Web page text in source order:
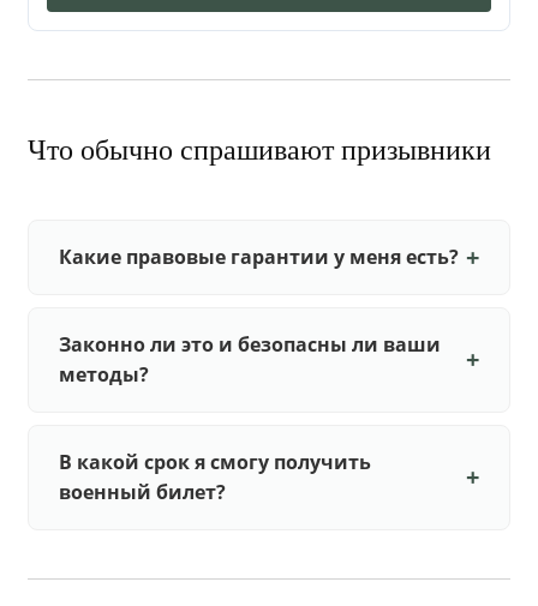
Что обычно спрашивают призывники
Какие правовые гарантии у меня есть?
Законно ли это и безопасны ли ваши
методы?
В какой срок я смогу получить
военный билет?